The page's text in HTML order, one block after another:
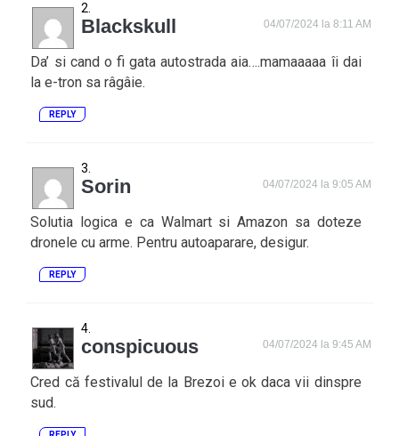
Blackskull 04/07/2024 la 8:11 AM
Da’ si cand o fi gata autostrada aia….mamaaaaa îi dai
la e-tron sa râgâie.
REPLY
Sorin 04/07/2024 la 9:05 AM
Solutia logica e ca Walmart si Amazon sa doteze
dronele cu arme. Pentru autoaparare, desigur.
REPLY
conspicuous 04/07/2024 la 9:45 AM
Cred că festivalul de la Brezoi e ok daca vii dinspre
sud.